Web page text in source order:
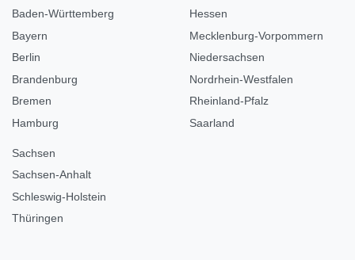
Baden-Württemberg
Bayern
Berlin
Brandenburg
Bremen
Hamburg
Hessen
Mecklenburg-Vorpommern
Niedersachsen
Nordrhein-Westfalen
Rheinland-Pfalz
Saarland
Sachsen
Sachsen-Anhalt
Schleswig-Holstein
Thüringen